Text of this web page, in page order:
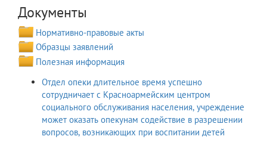
Документы
Нормативно-правовые акты
Образцы заявлений
Полезная информация
Отдел опеки длительное время успешно
сотрудничает с Красноармейским центром
социального обслуживания населения, учреждение
может оказать опекунам содействие в разрешении
вопросов, возникающих при воспитании детей